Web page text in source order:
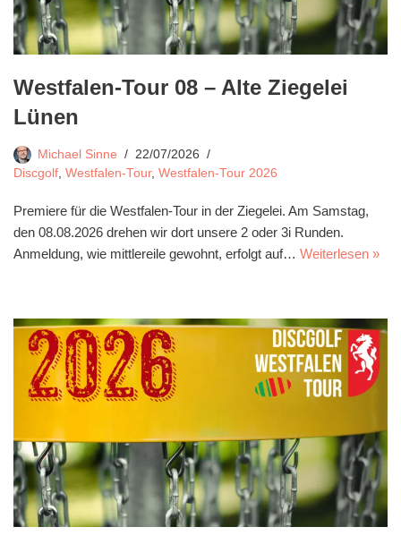
Westfalen-Tour 08 – Alte Ziegelei
Lünen
Michael Sinne
22/07/2026
Discgolf, Westfalen-Tour, Westfalen-Tour 2026
Premiere für die Westfalen-Tour in der Ziegelei. Am Samstag,
den 08.08.2026 drehen wir dort unsere 2 oder 3i Runden.
Anmeldung, wie mittlereile gewohnt, erfolgt auf… Weiterlesen »